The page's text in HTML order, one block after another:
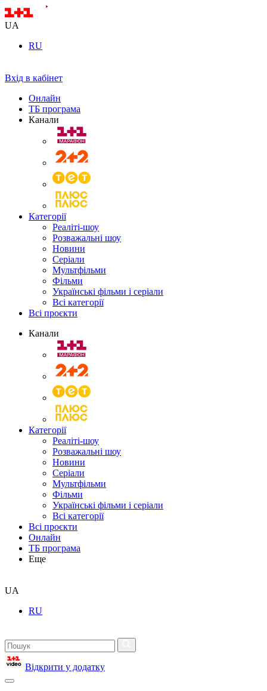
UA
RU
Вхід в кабінет
Онлайн
ТБ програма
Канали
Категорії
Реаліті-шоу
Розважальні шоу
Новини
Серіали
Мультфільми
Фільми
Українські фільми і серіали
Всі категорії
Всі проєкти
Канали
Категорії
Реаліті-шоу
Розважальні шоу
Новини
Серіали
Мультфільми
Фільми
Українські фільми і серіали
Всі категорії
Всі проєкти
Онлайн
ТБ програма
Еще
UA
RU
Відкрити у додатку